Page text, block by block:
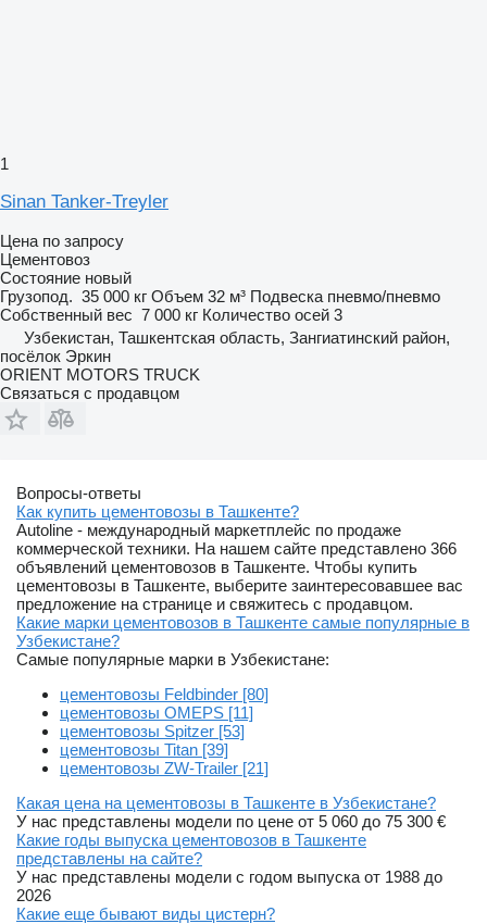
1
Sinan Tanker-Treyler
Цена по запросу
Цементовоз
Состояние новый
Грузопод. 35 000 кг Объем 32 м³ Подвеска пневмо/пневмо
Собственный вес 7 000 кг Количество осей 3
Узбекистан, Ташкентская область, Зангиатинский район,
посёлок Эркин
ORIENT MOTORS TRUCK
Связаться с продавцом
Вопросы-ответы
Как купить цементовозы в Ташкенте?
Autoline - международный маркетплейс по продаже
коммерческой техники. На нашем сайте представлено 366
объявлений цементовозов в Ташкенте. Чтобы купить
цементовозы в Ташкенте, выберите заинтересовавшее вас
предложение на странице и свяжитесь с продавцом.
Какие марки цементовозов в Ташкенте самые популярные в
Узбекистане?
Самые популярные марки в Узбекистане:
цементовозы Feldbinder [80]
цементовозы OMEPS [11]
цементовозы Spitzer [53]
цементовозы Titan [39]
цементовозы ZW-Trailer [21]
Какая цена на цементовозы в Ташкенте в Узбекистане?
У нас представлены модели по цене от 5 060 до 75 300 €
Какие годы выпуска цементовозов в Ташкенте
представлены на сайте?
У нас представлены модели с годом выпуска от 1988 до
2026
Какие еще бывают виды цистерн?